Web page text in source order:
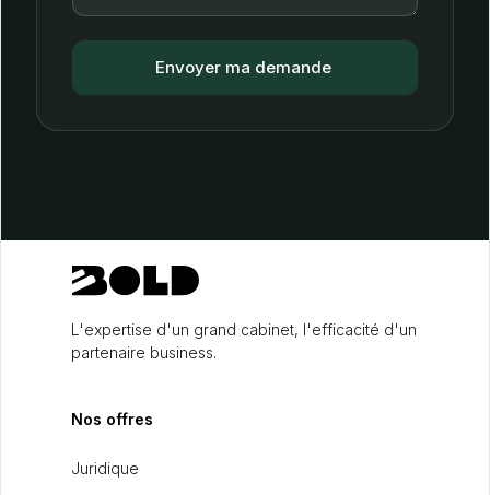
L'expertise d'un grand cabinet, l'efficacité d'un
partenaire business.
Nos offres
Juridique